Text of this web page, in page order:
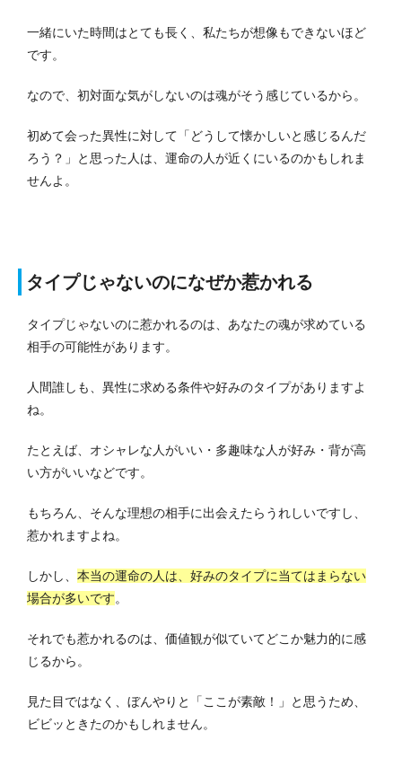
一緒にいた時間はとても長く、私たちが想像もできないほど
です。
なので、初対面な気がしないのは魂がそう感じているから。
初めて会った異性に対して「どうして懐かしいと感じるんだ
ろう？」と思った人は、運命の人が近くにいるのかもしれま
せんよ。
タイプじゃないのになぜか惹かれる
タイプじゃないのに惹かれるのは、あなたの魂が求めている
相手の可能性があります。
人間誰しも、異性に求める条件や好みのタイプがありますよ
ね。
たとえば、オシャレな人がいい・多趣味な人が好み・背が高
い方がいいなどです。
もちろん、そんな理想の相手に出会えたらうれしいですし、
惹かれますよね。
しかし、 本当の運命の人は、好みのタイプに当てはまらない
場合が多いです。
それでも惹かれるのは、価値観が似ていてどこか魅力的に感
じるから。
見た目ではなく、ぼんやりと「ここが素敵！」と思うため、
ビビッときたのかもしれません。